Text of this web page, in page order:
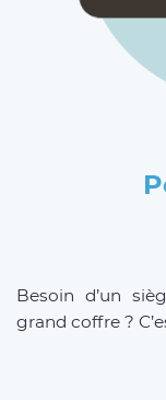
Besoin d’un
grand coffre ?